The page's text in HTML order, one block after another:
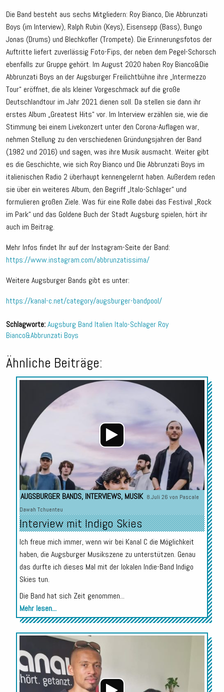
Die Band besteht aus sechs Mitgliedern: Roy Bianco, Die Abbrunzati
Boys (im Interview), Ralph Rubin (Keys), Eisensepp (Bass), Bungo
Jonas (Drums) und Blechkofler (Trompete). Die Erinnerungsfotos der
Auftritte liefert zuverlässig Foto-Fips, der neben dem Pegel-Schorsch
ebenfalls zur Gruppe gehört. Im August 2020 haben Roy Bianco&Die
Abbrunzati Boys an der Augsburger Freilichtbühne ihre „Intermezzo
Tour“ eröffnet, die als kleiner Vorgeschmack auf die große
Deutschlandtour im Jahr 2021 dienen soll. Da stellen sie dann ihr
erstes Album „Greatest Hits“ vor. Im Interview erzählen sie, wie die
Stimmung bei einem Livekonzert unter den Corona-Auflagen war,
nehmen Stellung zu den verschiedenen Gründungsjahren der Band
(1982 und 2016) und sagen, was ihre Musik ausmacht. Weiter gibt
es die Geschichte, wie sich Roy Bianco und Die Abbrunzati Boys im
italienischen Radio 2 überhaupt kennengelernt haben. Außerdem reden
sie über ein weiteres Album, den Begriff „Italo-Schlager“ und
formulieren großen Ziele. Was für eine Rolle dabei das Festival „Rock
im Park“ und das Goldene Buch der Stadt Augsburg spielen, hört ihr
auch im Beitrag.
Mehr Infos findet Ihr auf der Instagram-Seite der Band:
https://www.instagram.com/abbrunzatissima/
Weitere Augsburger Bands gibt es unter:
https://kanal-c.net/category/augsburger-bandpool/
Schlagworte:Augsburg Band Italien Italo-Schlager Roy
Bianco&Abbrunzati Boys
Ähnliche Beiträge:
Audio-
Player
AUGSBURGER BANDS, INTERVIEWS, MUSIK 8.Juli 26 von Pascale
Dawah Tchuenteu
Interview mit Indigo Skies
Ich freue mich immer, wenn wir bei Kanal C die Möglichkeit
haben, die Augsburger Musikszene zu unterstützen. Genau
das durfte ich dieses Mal mit der lokalen Indie-Band Indigo
Skies tun.
Die Band hat sich Zeit genommen...
Mehr lesen...
Audio-
Player